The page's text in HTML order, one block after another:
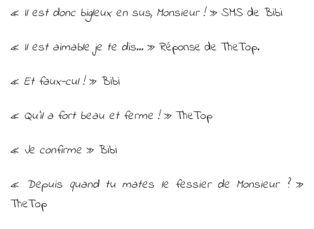
« Il est donc bigleux en sus, Monsieur !» SMS de Bibi
« Il est aimable je te dis…» Réponse de TheTop.
« Et faux-cul !» Bibi
« Qu’il a fort beau et ferme !» TheTop
« Je confirme » Bibi
« Depuis quand tu mates le fessier de Monsieur ?»
TheTop